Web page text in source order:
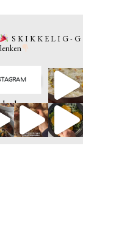
S K I K K E L I G - G